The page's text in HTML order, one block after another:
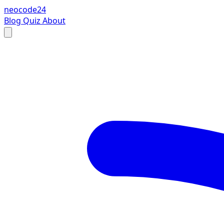
neocode24
Blog Quiz About